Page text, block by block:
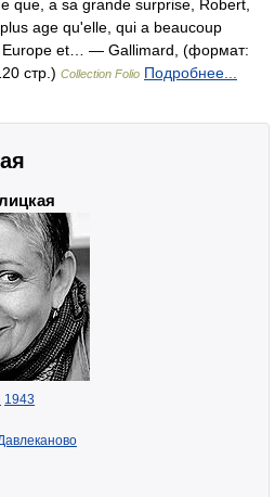
que, a sa grande surprise, Robert,
age qu'elle, qui a beaucoup
Europe et… — Gallimard, (формат:
стр.) Collection Folio Подробнее...
1943